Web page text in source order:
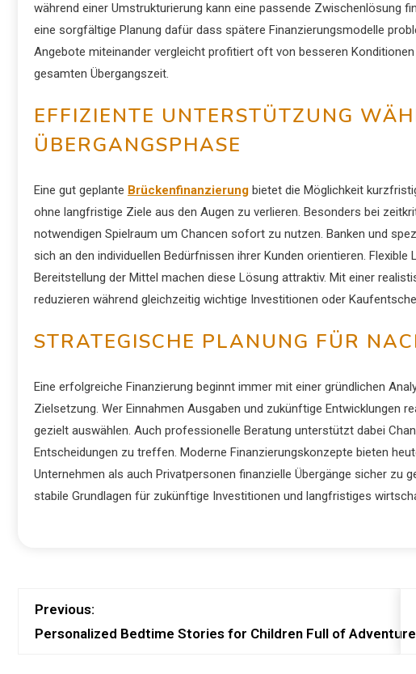
während einer Umstrukturierung kann eine passende Zwischenlösung
eine sorgfältige Planung dafür dass spätere Finanzierungsmodelle
Angebote miteinander vergleicht profitiert oft von besseren
gesamten Übergangszeit.
EFFIZIENTE UNTERSTÜTZUNG
ÜBERGANGSPHASE
Eine gut geplante Brückenfinanzierung bietet die Möglichkeit
ohne langfristige Ziele aus den Augen zu verlieren. Besonders bei
notwendigen Spielraum um Chancen sofort zu nutzen. Banken und
sich an den individuellen Bedürfnissen ihrer Kunden orientieren.
Bereitstellung der Mittel machen diese Lösung attraktiv. Mit einer
reduzieren während gleichzeitig wichtige Investitionen oder
STRATEGISCHE PLANUNG FÜR
Eine erfolgreiche Finanzierung beginnt immer mit einer gründlichen
Zielsetzung. Wer Einnahmen Ausgaben und zukünftige Entwicklungen
gezielt auswählen. Auch professionelle Beratung unterstützt dabei
Entscheidungen zu treffen. Moderne Finanzierungskonzepte bieten
Unternehmen als auch Privatpersonen finanzielle Übergänge sicher zu
stabile Grundlagen für zukünftige Investitionen und langfristiges
Previous:
Personalized Bedtime Stories for Children Full of Adventure